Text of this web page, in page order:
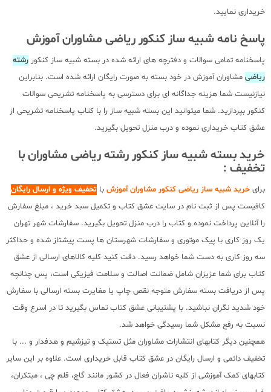
خریداری نمایید.
پاسخ نامه شبیه ساز کنکور ریاضی مشاوران آموزش
پاسخنامه تمامی سوالات و دفترچه های ارائه شده در بسته شبیه ساز کنکور رشته
ریاضی مشاوران آموزش در خود بسته به صورت رایگان ارائه شده است. بنابراین
نیازنیست شما هزینه جداگانه ای برای دسترسی به پاسخنامه تشریحی سوالات
کنکور بپردازید. شما میتوانید این بسته شبیه ساز را با کتاب پاسخنامه تشریحی از
عشق کتاب خریداری نموده و درب منزل تحویل بگیرید.
خرید بسته شبیه ساز کنکور رشته ریاضی مشاوران با
تخفیف :
برای خرید شبیه ساز ریاضی کنکور مشاوران آموزش با تخفیف ویژه و ارسال رایگان
کافیست پس از ثبت نام در سایت عشق کتاب و تکمیل سبد خرید ، مبلغ سفارش
را آنلاین پرداخت نموده و کتاب را درب منزل تحویل بگیرید. سفارشات شهر تهران
یک روز کاری با پیک موتوری و سفارشات شهرستان ها پست پیشتاز شده و حداکثر
سه روز کاری به دست شما خواهد رسید. دقت کنید کلیه کالاهای ارسالی از عشق
کتاب برای شما عزیزان شامل ضمانت اصالت و سلامت فیزیکی است، پس چنانچه
پس از دریافت بسته سفارش متوجه نقص چاپ یا مغایرت بسته ارسالی با سفارش
خود شدید نگران نباشید. با پشتیبانی عشق کتاب تماس بگیرید تا در اسرع وقت
نسبت به رفع مشکل شما رسیدگی خواهد شد.
همچنین دیگر کتابهای انتشارات مشاوران مثل تستیک و تیزشیم و هدفدار و ... با
تخفیف دائمی و ارسال رایگان در عشق کتاب قابل خریداری است. علاوه بر این سایر
کتابهای کمک آموزشی از کلیه ناشران فعال در کشور مانند گاج، قلم چی ، مبتکران،